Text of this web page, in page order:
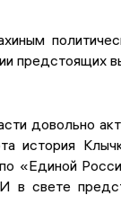
предстоящих
довольно
история
«Единой
в свете